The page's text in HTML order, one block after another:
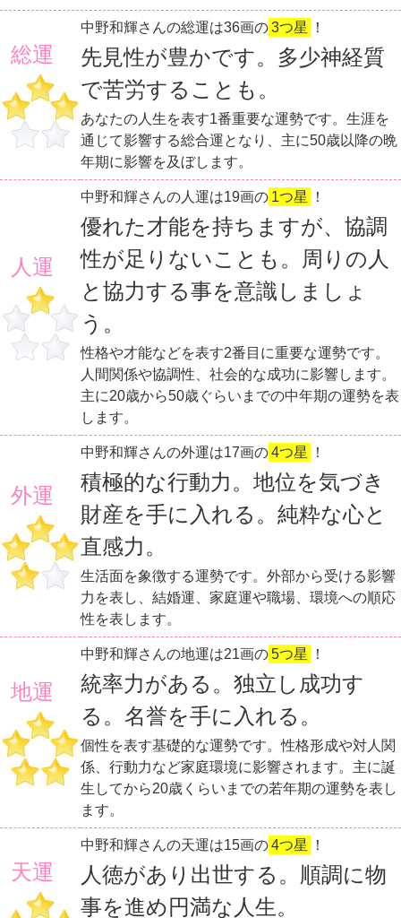
総運
中野和輝さんの総運は36画の3つ星 ！
先見性が豊かです。多少神経質
で苦労することも。
あなたの人生を表す1番重要な運勢です。生涯を
通じて影響する総合運となり、主に50歳以降の晩
年期に影響を及ぼします。
人運
中野和輝さんの人運は19画の 1つ星 ！
優れた才能を持ちますが、協調
性が足りないことも。周りの人
と協力する事を意識しましょ
う。
性格や才能などを表す2番目に重要な運勢です。
人間関係や協調性、社会的な成功に影響します。
主に20歳から50歳ぐらいまでの中年期の運勢を表
します。
外運
中野和輝さんの外運は17画の4つ星 ！
積極的な行動力。地位を気づき
財産を手に入れる。純粋な心と
直感力。
生活面を象徴する運勢です。外部から受ける影響
力を表し、結婚運、家庭運や職場、環境への順応
性を表します。
地運
中野和輝さんの地運は21画の5つ星 ！
統率力がある。独立し成功す
る。名誉を手に入れる。
個性を表す基礎的な運勢です。性格形成や対人関
係、行動力など家庭環境に影響されます。主に誕
生してから20歳くらいまでの若年期の運勢を表し
ます。
天運
中野和輝さんの天運は15画の4つ星 ！
人徳があり出世する。順調に物
事を進め円満な人生。